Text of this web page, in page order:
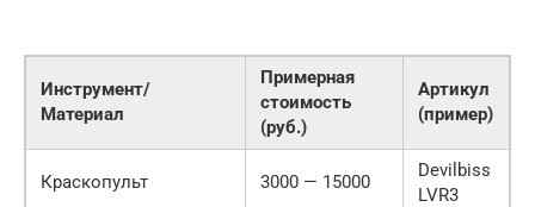
Инструмент/
Материал
Примерная
стоимость
(руб.)
Артикул
(пример)
Краскопульт 3000 — 15000
Devilbiss
LVR3